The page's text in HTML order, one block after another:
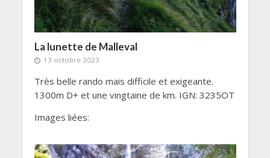
La lunette de Malleval
13 octobre 2023
Très belle rando mais difficile et exigeante.
1300m D+ et une vingtaine de km. IGN: 3235OT
Images liées: